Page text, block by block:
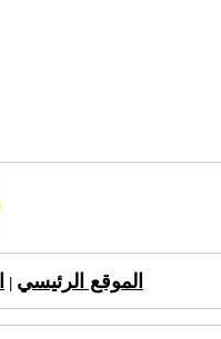
الموقع الرئيسي